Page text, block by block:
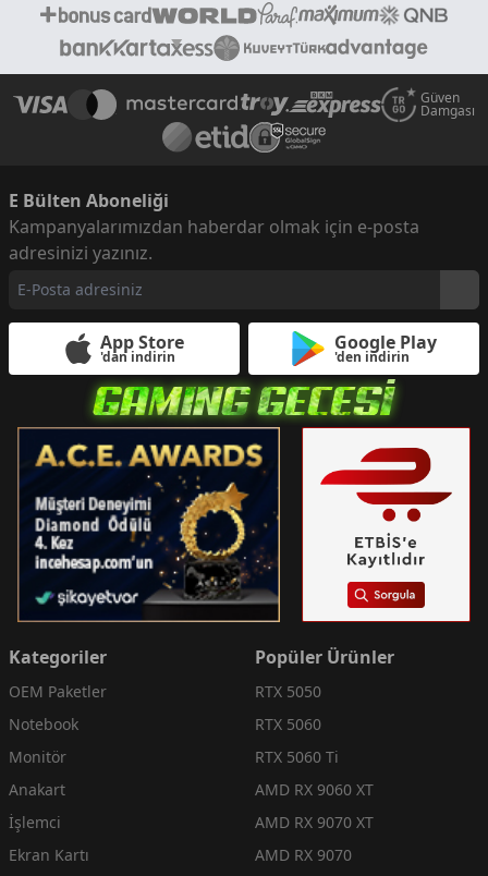
Güven
Damgası
E Bülten Aboneliği
Kampanyalarımızdan haberdar olmak için e-posta
adresinizi yazınız.
App Store
'dan indirin
Google Play
'den indirin
Kategoriler
OEM Paketler
Notebook
Monitör
Anakart
İşlemci
Ekran Kartı
Popüler Ürünler
RTX 5050
RTX 5060
RTX 5060 Ti
AMD RX 9060 XT
AMD RX 9070 XT
AMD RX 9070